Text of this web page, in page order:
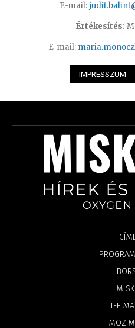
E-mail:
Értékesítés:
E-mail:
IMPRESSZUM
LIFE